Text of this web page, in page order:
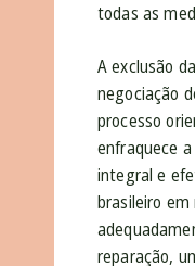
todas as
A exclusão
negociação
processo
enfraquece
integral e
brasileiro
reparação,